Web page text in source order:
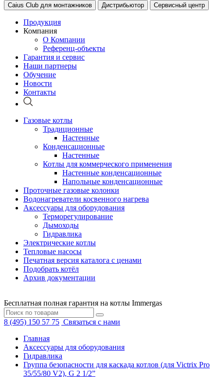
Caius Club для монтажников Дистрибьютор Сервисный центр
Продукция
Компания
О Компании
Референц-объекты
Гарантия и сервис
Наши партнеры
Обучение
Новости
Контакты
Газовые котлы
Традиционные
Настенные
Конденсационные
Настенные
Котлы для коммерческого применения
Настенные конденсационные
Напольные конденсационные
Проточные газовые колонки
Водонагреватели косвенного нагрева
Аксессуары для оборудования
Терморегулирование
Дымоходы
Гидравлика
Электрические котлы
Тепловые насосы
Печатная версия каталога с ценами
Подобрать котёл
Архив документации
Бесплатная полная гарантия на котлы Immergas
8 (495) 150 57 75 Связаться с нами
Главная
Аксессуары для оборудования
Гидравлика
Группа безопасности для каскада котлов (для Victrix Pro
35/55/80 V2), G 2 1/2”